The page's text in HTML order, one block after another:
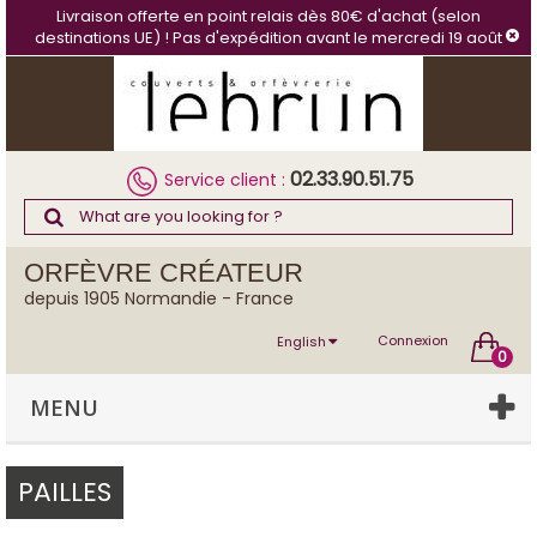
Livraison offerte en point relais dès 80€ d'achat (selon
destinations UE) ! Pas d'expédition avant le mercredi 19 août
Service client : 02.33.90.51.75
ORFÈVRE CRÉATEUR
depuis 1905 Normandie - France
0
Connexion
English
MENU
PAILLES
Cookies management panel